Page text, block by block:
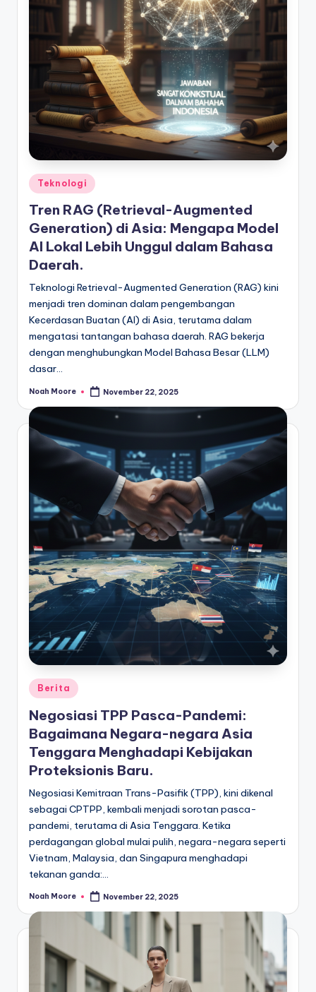
Posted
in
Teknologi
Tren RAG (Retrieval-Augmented
Generation) di Asia: Mengapa Model
AI Lokal Lebih Unggul dalam Bahasa
Daerah.
Teknologi Retrieval-Augmented Generation (RAG) kini
menjadi tren dominan dalam pengembangan
Kecerdasan Buatan (AI) di Asia, terutama dalam
mengatasi tantangan bahasa daerah. RAG bekerja
dengan menghubungkan Model Bahasa Besar (LLM)
dasar…
Posted
Noah Moore November 22, 2025
Posted
in
Berita
Negosiasi TPP Pasca-Pandemi:
Bagaimana Negara-negara Asia
Tenggara Menghadapi Kebijakan
Proteksionis Baru.
Negosiasi Kemitraan Trans-Pasifik (TPP), kini dikenal
sebagai CPTPP, kembali menjadi sorotan pasca-
pandemi, terutama di Asia Tenggara. Ketika
perdagangan global mulai pulih, negara-negara seperti
Vietnam, Malaysia, dan Singapura menghadapi
tekanan ganda:…
Posted
Noah Moore November 22, 2025